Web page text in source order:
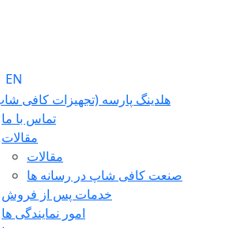
EN
تماس با ما
مقالات
مقالات
صنعت کافی شاپ در رسانه ها
خدمات پس از فروش
امور نمایندگی ها